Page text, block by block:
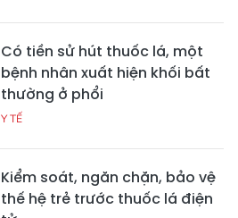
Có tiền sử hút thuốc lá, một
bệnh nhân xuất hiện khối bất
thường ở phổi
Y TẾ
Kiểm soát, ngăn chặn, bảo vệ
thế hệ trẻ trước thuốc lá điện